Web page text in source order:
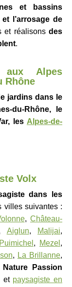
et bassins
l’arrosage de
et réalisons des
.
aux Alpes
Rhône
jardins dans le
du-Rhône, le
les Alpes-de-
Volx
dans les
villes suivantes :
, Château-
Aiglun, Malijai,
Puimichel , Mezel ,
, La Brillanne,
Nature Passion
et paysagiste en